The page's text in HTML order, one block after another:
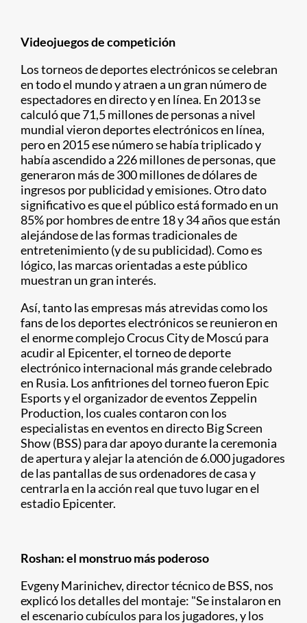
Videojuegos de competición
Los torneos de deportes electrónicos se celebran
en todo el mundo y atraen a un gran número de
espectadores en directo y en línea. En 2013 se
calculó que 71,5 millones de personas a nivel
mundial vieron deportes electrónicos en línea,
pero en 2015 ese número se había triplicado y
había ascendido a 226 millones de personas, que
generaron más de 300 millones de dólares de
ingresos por publicidad y emisiones. Otro dato
significativo es que el público está formado en un
85% por hombres de entre 18 y 34 años que están
alejándose de las formas tradicionales de
entretenimiento (y de su publicidad). Como es
lógico, las marcas orientadas a este público
muestran un gran interés.
Así, tanto las empresas más atrevidas como los
fans de los deportes electrónicos se reunieron en
el enorme complejo Crocus City de Moscú para
acudir al Epicenter, el torneo de deporte
electrónico internacional más grande celebrado
en Rusia. Los anfitriones del torneo fueron Epic
Esports y el organizador de eventos Zeppelin
Production, los cuales contaron con los
especialistas en eventos en directo Big Screen
Show (BSS) para dar apoyo durante la ceremonia
de apertura y alejar la atención de 6.000 jugadores
de las pantallas de sus ordenadores de casa y
centrarla en la acción real que tuvo lugar en el
estadio Epicenter.
Roshan: el monstruo más poderoso
Evgeny Marinichev, director técnico de BSS, nos
explicó los detalles del montaje: "Se instalaron en
el escenario cubículos para los jugadores, y los